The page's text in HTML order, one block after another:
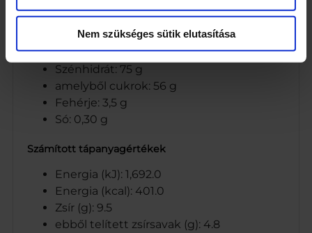
Nem szükséges sütik elutasítása
Energia: 1692 kJ/401 kcal
Zsír: 9,5 g
amelyből telített zsírsavak: 4,8 g
Szénhidrát: 75 g
amelyből cukrok: 56 g
Fehérje: 3,5 g
Só: 0,30 g
Számított tápanyagértékek
Energia (kJ): 1,692.0
Energia (kcal): 401.0
Zsír (g): 9.5
ebből telített zsírsavak (g): 4.8